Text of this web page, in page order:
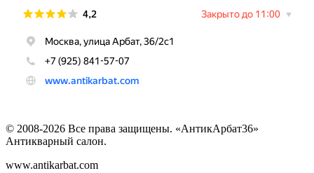
© 2008-2026 Все права защищены. «АнтикАрбат36»
Антикварный салон.
www.antikarbat.com